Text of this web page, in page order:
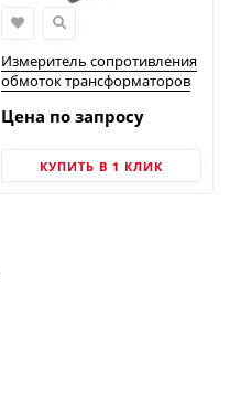
Измеритель сопротивления
обмоток трансформаторов
Instruments
Цена по запросу
КУПИТЬ В 1 КЛИК